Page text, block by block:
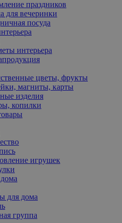
праздников
для вечеринки
посуда
интерьера
цветы, фрукты
магниты, карты
изделия
копилки
игрушек
для дома
группа